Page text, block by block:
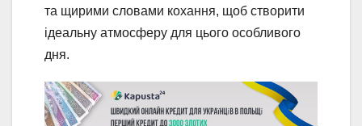
та щирими словами кохання, щоб створити
ідеальну атмосферу для цього особливого
дня.